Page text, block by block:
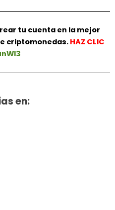
tu cuenta en la mejor
criptomonedas. HAZ CLIC
en: